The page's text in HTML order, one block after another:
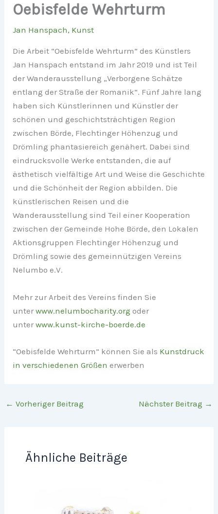
Oebisfelde Wehrturm
Jan Hanspach, Kunst
Die Arbeit “Oebisfelde Wehrturm” des Künstlers
Jan Hanspach entstand im Jahr 2019 und ist Teil
der Wanderausstellung „Verborgene Schätze
entlang der Straße der Romanik“. Fünf Jahre lang
haben sich Künstlerinnen und Künstler der
schönen und geschichtsträchtigen Region
zwischen Börde, Flechtinger Höhenzug und
Drömling phantasiereich genähert. Dabei sind
eindrucksvolle Werke entstanden, die auf
ästhetisch vielfältige Art und Weise die Geschichte
und die Schönheit der Region abbilden. Die
künstlerischen Reisen und die
Wanderausstellung sind Teil einer Kooperation
zwischen der Gemeinde Hohe Börde, den Lokalen
Aktionsgruppen Flechtinger Höhenzug und
Drömling sowie des gemeinnützigen Vereins
Nelumbo e.V.
Mehr zur Arbeit des Vereins finden Sie
unterwww.nelumbocharity.org oder
unterwww.kunst-kirche-boerde.de
“Oebisfelde Wehrturm” können Sie als Kunstdruck
in verschiedenen Größen erwerben
← Vorheriger Beitrag Nächster Beitrag →
Ähnliche Beiträge